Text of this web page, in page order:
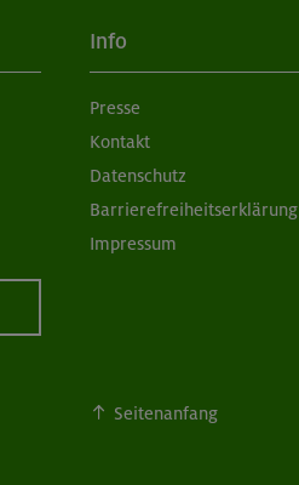
Info
Presse
Kontakt
Datenschutz
Barrierefreiheitserklärung
Impressum
Seitenanfang